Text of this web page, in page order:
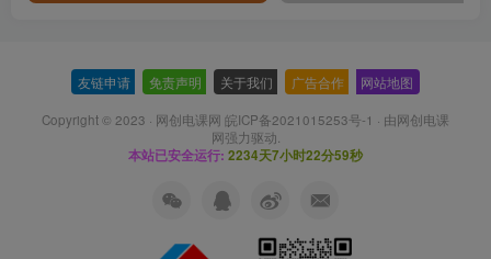
友链申请 免责声明 关于我们 广告合作 网站地图
Copyright © 2023 · 网创电课网 皖ICP备2021015253号-1 · 由网创电课
网强力驱动.
本站已安全运行: 2234天7小时22分59秒